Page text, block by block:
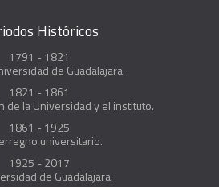
Históricos
1791 - 1821
de Guadalajara.
1821 - 1861
de la Universidad y el instituto.
1861 - 1925
universitario.
1925 - 2017
de Guadalajara.